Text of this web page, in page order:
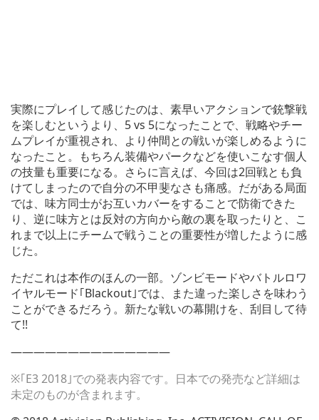
実際にプレイして感じたのは、素早いアクションで銃撃戦
を楽しむというより、5 vs 5になったことで、戦略やチー
ムプレイが重視され、より仲間との戦いが楽しめるように
なったこと。もちろん装備やパークなどを使いこなす個人
の技量も重要になる。さらに言えば、今回は2回戦とも負
けてしまったので自分の不甲斐なさも痛感。だがある局面
では、味方同士がお互いカバーをすることで防衛できた
り、逆に味方とは反対の方向から敵の裏を取ったりと、こ
れまで以上にチームで戦うことの重要性が増したように感
じた。
ただこれは本作のほんの一部。ゾンビモードやバトルロワ
イヤルモード｢Blackout｣では、また違った楽しさを味わう
ことができるだろう。新たな戦いの幕開けを、刮目して待
て!!
——————————————
※｢E3 2018｣での発表内容です。日本での発売など詳細は
未定のものが含まれます。